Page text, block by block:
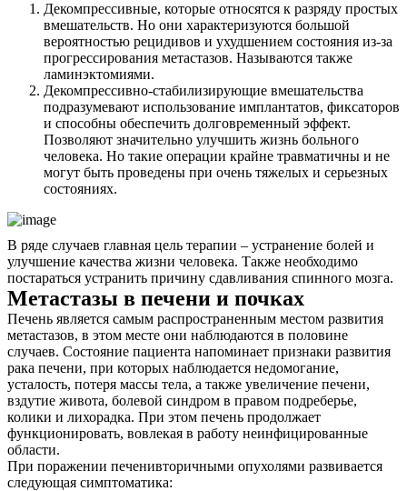
Декомпрессивные, которые относятся к разряду простых
вмешательств. Но они характеризуются большой
вероятностью рецидивов и ухудшением состояния из-за
прогрессирования метастазов. Называются также
ламинэктомиями.
Декомпрессивно-стабилизирующие вмешательства
подразумевают использование имплантатов, фиксаторов
и способны обеспечить долговременный эффект.
Позволяют значительно улучшить жизнь больного
человека. Но такие операции крайне травматичны и не
могут быть проведены при очень тяжелых и серьезных
состояниях.
В ряде случаев главная цель терапии – устранение болей и
улучшение качества жизни человека. Также необходимо
постараться устранить причину сдавливания спинного мозга.
Метастазы в печени и почках
Печень является самым распространенным местом развития
метастазов, в этом месте они наблюдаются в половине
случаев. Состояние пациента напоминает признаки развития
рака печени, при которых наблюдается недомогание,
усталость, потеря массы тела, а также увеличение печени,
вздутие живота, болевой синдром в правом подреберье,
колики и лихорадка. При этом печень продолжает
функционировать, вовлекая в работу неинфицированные
области.
При поражении печенивторичными опухолями развивается
следующая симптоматика: